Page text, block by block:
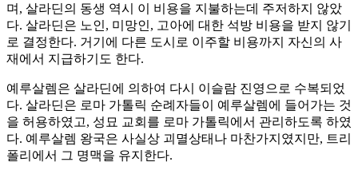
며, 살라딘의 동생 역시 이 비용을 지불하는데 주저하지 않았
다. 살라딘은 노인, 미망인, 고아에 대한 석방 비용을 받지 않기
로 결정한다. 거기에 다른 도시로 이주할 비용까지 자신의 사
재에서 지급하기도 한다.
예루살렘은 살라딘에 의하여 다시 이슬람 진영으로 수복되었
다. 살라딘은 로마 가톨릭 순례자들이 예루살렘에 들어가는 것
을 허용하였고, 성묘 교회를 로마 가톨릭에서 관리하도록 하였
다. 예루살렘 왕국은 사실상 괴멸상태나 마찬가지였지만, 트리
폴리에서 그 명맥을 유지한다.